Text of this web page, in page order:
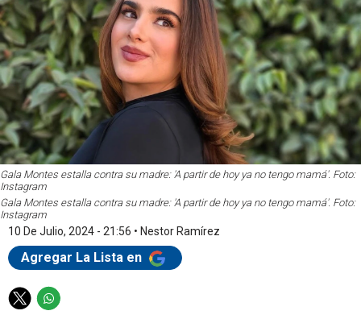
Gala Montes estalla contra su madre: 'A partir de hoy ya no tengo mamá'. Foto:
Instagram
Gala Montes estalla contra su madre: 'A partir de hoy ya no tengo mamá'. Foto:
Instagram
10 De Julio, 2024 - 21:56 • Nestor Ramírez
Agregar La Lista en
T
W